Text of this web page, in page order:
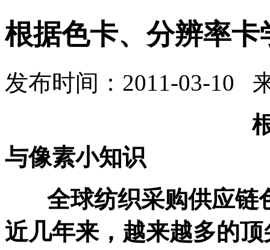
根据色卡、分辨率
发布时间：2011-03-10
根据色卡、
与像素小知识
全球纺织采购供应
近几年来，越来越多的